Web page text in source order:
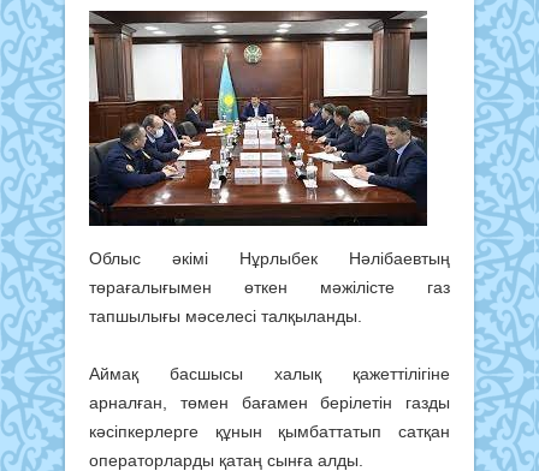
Облыс әкімі Нұрлыбек Нәлібаевтың
төрағалығымен өткен мәжілісте газ
тапшылығы мәселесі талқыланды.
Аймақ басшысы халық қажеттілігіне
арналған, төмен бағамен берілетін газды
кәсіпкерлерге құнын қымбаттатып сатқан
операторларды қатаң сынға алды.